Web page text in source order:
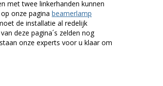
met twee linkerhanden kunnen
onze pagina beamerlamp
de installatie al redelijk
deze pagina´s zelden nog
onze experts voor u klaar om